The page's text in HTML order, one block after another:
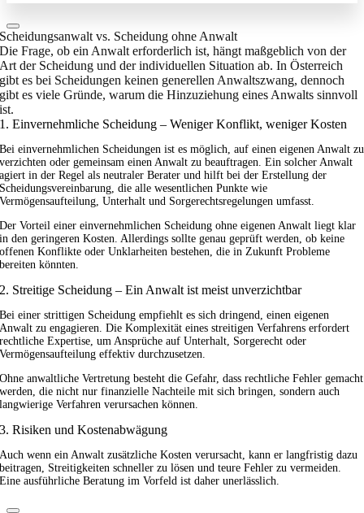
Scheidungsanwalt vs. Scheidung ohne Anwalt
Die Frage, ob ein Anwalt erforderlich ist, hängt maßgeblich von der
Art der Scheidung und der individuellen Situation ab. In Österreich
gibt es bei Scheidungen keinen generellen Anwaltszwang, dennoch
gibt es viele Gründe, warum die Hinzuziehung eines Anwalts sinnvoll
ist.
1. Einvernehmliche Scheidung – Weniger Konflikt, weniger Kosten
Bei einvernehmlichen Scheidungen ist es möglich, auf einen eigenen Anwalt zu
verzichten oder gemeinsam einen Anwalt zu beauftragen. Ein solcher Anwalt
agiert in der Regel als neutraler Berater und hilft bei der Erstellung der
Scheidungsvereinbarung, die alle wesentlichen Punkte wie
Vermögensaufteilung, Unterhalt und Sorgerechtsregelungen umfasst.
Der Vorteil einer einvernehmlichen Scheidung ohne eigenen Anwalt liegt klar
in den geringeren Kosten. Allerdings sollte genau geprüft werden, ob keine
offenen Konflikte oder Unklarheiten bestehen, die in Zukunft Probleme
bereiten könnten.
2. Streitige Scheidung – Ein Anwalt ist meist unverzichtbar
Bei einer strittigen Scheidung empfiehlt es sich dringend, einen eigenen
Anwalt zu engagieren. Die Komplexität eines streitigen Verfahrens erfordert
rechtliche Expertise, um Ansprüche auf Unterhalt, Sorgerecht oder
Vermögensaufteilung effektiv durchzusetzen.
Ohne anwaltliche Vertretung besteht die Gefahr, dass rechtliche Fehler gemacht
werden, die nicht nur finanzielle Nachteile mit sich bringen, sondern auch
langwierige Verfahren verursachen können.
3. Risiken und Kostenabwägung
Auch wenn ein Anwalt zusätzliche Kosten verursacht, kann er langfristig dazu
beitragen, Streitigkeiten schneller zu lösen und teure Fehler zu vermeiden.
Eine ausführliche Beratung im Vorfeld ist daher unerlässlich.